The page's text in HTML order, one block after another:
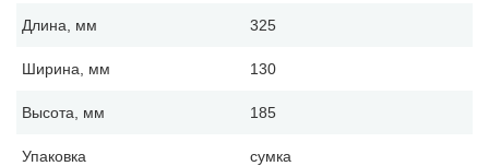
Длина, мм 325
Ширина, мм 130
Высота, мм 185
Упаковка сумка